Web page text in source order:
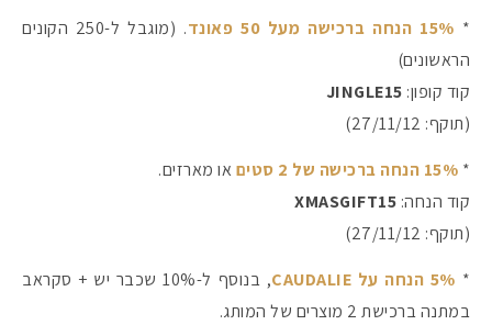
*
. (מוגבל ל-250 הקונים
הראשונים)
קוד קופון: JINGLE15
(תוקף: 27/11/12)
* 15% הנחה ברכישה של 2 סטים
או מארזים.
קוד הנחה: XMASGIFT15
(תוקף: 27/11/12)
* 5% הנחה על CAUDALIE
, בנוסף ל-10% שכבר יש + סקראב
במתנה ברכישת 2 מוצרים של המותג.